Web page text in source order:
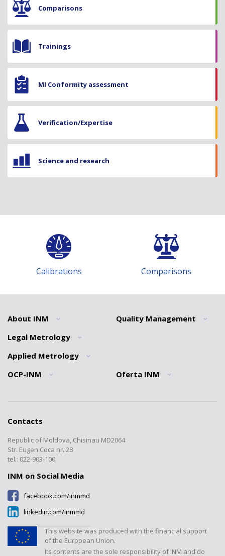
Comparisons
Trainings
MI Conformity assessment
Verification/Expertise
Science and research
Calibrations Comparisons
About INM
General information
News
INM structure
Cooperation
Contacts
Quality Management
Legal Metrology
Informatii generale
Normative Documents Division
Applied Metrology
General information
Frequency Measurements”
Laboratory
”Temperature and Humidity
Measurements” Laboratory
”Dimensional Measurements”
Laboratory
”Flow and Volume” Laboratory
”Physical-Chemical
Measurements” Laboratory
Laboratorul "Presiuni și forțe"
OCP-INM
Documents
Certified products register
Tariffs
Oferta INM
Verification/Expertise
Contacts
Republic of Moldova, Chisinau MD2064
Str. Eugen Coca nr. 28
tel.: 022-903-100
INM on Social Media
facebook.com/inmmd
linkedin.com/inmmd
This website was produced with the financial support
of the European Union.
Its contents are the sole responsibility of INM and do